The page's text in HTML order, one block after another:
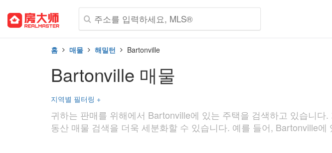
홈 매물 해밀턴 Bartonville
Bartonville 매물
지역별 필터링 +
귀하는 판매를 위해에서 Bartonville에 있는 주택을 검색하고 있습니
동산 매물 검색을 더욱 세분화할 수 있습니다. 예를 들어, Bartonville